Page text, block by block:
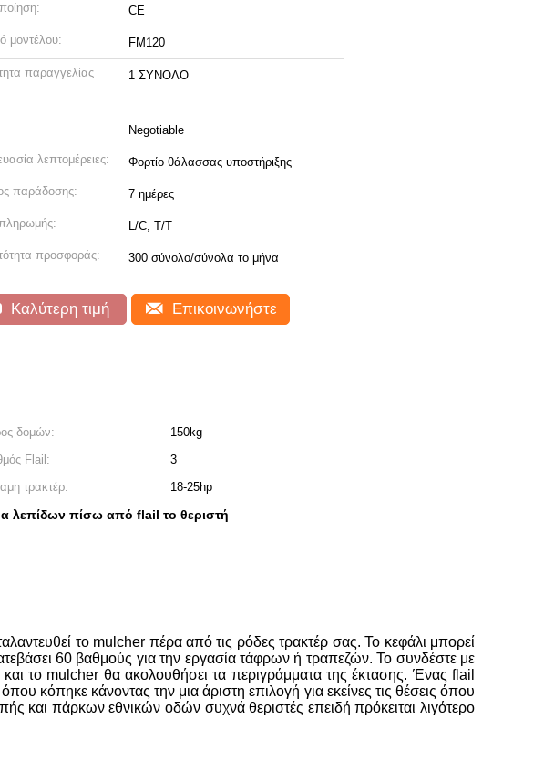
CE
μοντέλου: FM120
παραγγελίας
1 ΣΥΝΟΛΟ
Negotiable
λεπτομέρειες: Φορτίο θάλασσας υποστήριξης
παράδοσης: 7 ημέρες
L/C, T/T
προσφοράς: 300 σύνολο/σύνολα το μήνα
Καλύτερη τιμή Επικοινωνήστε
δομών:
150kg
Flail:
3
τρακτέρ:
18-25hp
λεπίδων πίσω από flail το θεριστή
το mulcher πέρα από τις ρόδες τρακτέρ σας. Το κεφάλι μπορεί
60 βαθμούς για την εργασία τάφρων ή τραπεζών. Το συνδέστε με
το mulcher θα ακολουθήσει τα περιγράμματα της έκτασης. Ένας flail
κόπηκε κάνοντας την μια άριστη επιλογή για εκείνες τις θέσεις όπου
και πάρκων εθνικών οδών συχνά θεριστές επειδή πρόκειται λιγότερο